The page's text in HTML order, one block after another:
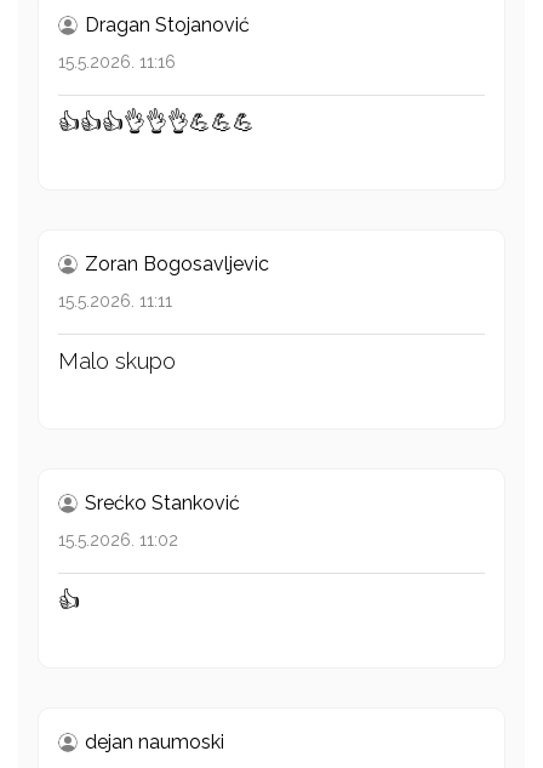
Dragan Stojanović
15.5.2026. 11:16
👍👍👍👌👌👌💪💪💪
Zoran Bogosavljevic
15.5.2026. 11:11
Malo skupo
Srećko Stanković
15.5.2026. 11:02
👍
dejan naumoski